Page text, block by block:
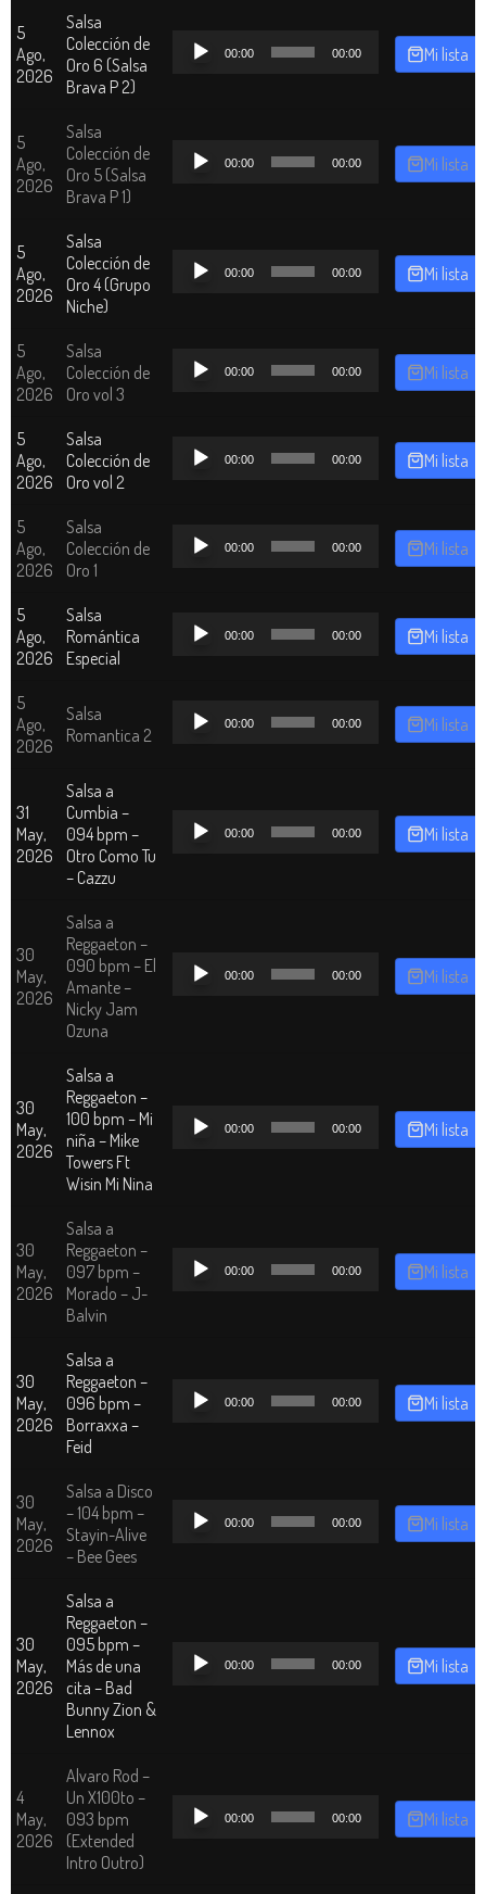
5
Ago,
2026
Salsa
Colección de
Oro 6 (Salsa
Brava P 2)
Reproductor
00:00 00:00 Mi lista
5
Ago,
2026
Salsa
Colección de
Oro 5 (Salsa
Brava P 1)
Reproductor
00:00 00:00 Mi lista
5
Ago,
2026
Salsa
Colección de
Oro 4 (Grupo
Niche)
Reproductor
00:00 00:00 Mi lista
5
Ago,
2026
Salsa
Colección de
Oro vol 3
Reproductor
00:00 00:00 Mi lista
5
Ago,
2026
Salsa
Colección de
Oro vol 2
Reproductor
00:00 00:00 Mi lista
5
Ago,
2026
Salsa
Colección de
Oro 1
Reproductor
00:00 00:00 Mi lista
5
Ago,
2026
Salsa
Romántica
Especial
Reproductor
00:00 00:00 Mi lista
5
Ago,
2026
Salsa
Romantica 2
Reproductor
00:00 00:00 Mi lista
31
May,
2026
Salsa a
Cumbia –
094 bpm –
Otro Como Tu
– Cazzu
Reproductor
00:00 00:00 Mi lista
30
May,
2026
Salsa a
Reggaeton –
090 bpm – El
Amante –
Nicky Jam
Ozuna
Reproductor
00:00 00:00 Mi lista
30
May,
2026
Salsa a
Reggaeton –
100 bpm – Mi
niña – Mike
Towers Ft
Wisin Mi Nina
Reproductor
00:00 00:00 Mi lista
30
May,
2026
Salsa a
Reggaeton –
097 bpm –
Morado – J-
Balvin
Reproductor
00:00 00:00 Mi lista
30
May,
2026
Salsa a
Reggaeton –
096 bpm –
Borraxxa –
Feid
Reproductor
00:00 00:00 Mi lista
30
May,
2026
Salsa a Disco
– 104 bpm –
Stayin-Alive
– Bee Gees
Reproductor
00:00 00:00 Mi lista
30
May,
2026
Salsa a
Reggaeton –
095 bpm –
Más de una
cita – Bad
Bunny Zion &
Lennox
Reproductor
00:00 00:00 Mi lista
4
May,
2026
Alvaro Rod –
Un X100to –
093 bpm
(Extended
Intro Outro)
Reproductor
00:00 00:00 Mi lista